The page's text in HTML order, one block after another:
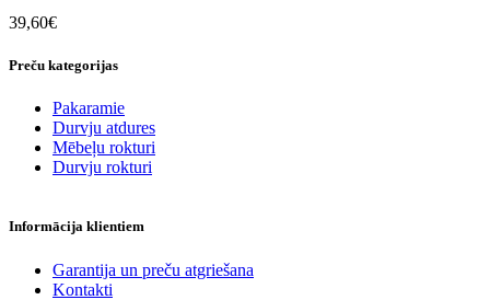
39,60€
Preču kategorijas
Pakaramie
Durvju atdures
Mēbeļu rokturi
Durvju rokturi
Informācija klientiem
Garantija un preču atgriešana
Kontakti